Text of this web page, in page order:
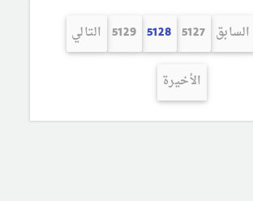
السابق 5127
5128
5129 التالي
الأخيرة